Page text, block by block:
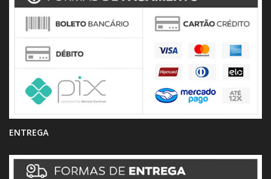
ENTREGA